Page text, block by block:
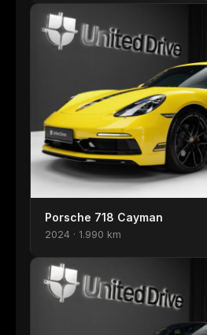
Porsche 718 Cayman
2024 · 1.990 km